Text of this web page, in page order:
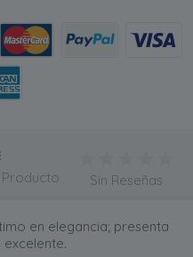
en elegancia; presenta
excelente.
Sin Reseñas